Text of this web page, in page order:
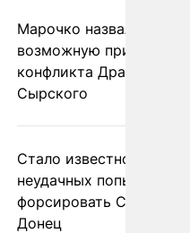
Марочко назвал
возможную причину
конфликта Драпатого и
Сырского
Стало известно о
неудачных попытках
форсировать
Донец